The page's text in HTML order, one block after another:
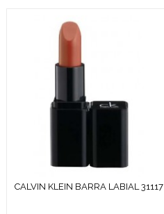
CALVIN KLEIN BARRA LABIAL 31117